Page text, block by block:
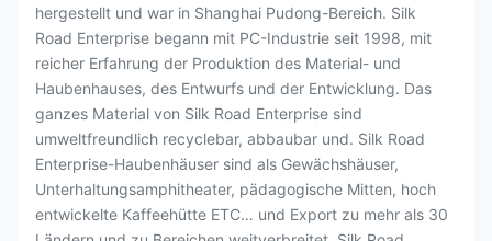
hergestellt und war in Shanghai Pudong-Bereich. Silk
Road Enterprise begann mit PC-Industrie seit 1998, mit
reicher Erfahrung der Produktion des Material- und
Haubenhauses, des Entwurfs und der Entwicklung. Das
ganzes Material von Silk Road Enterprise sind
umweltfreundlich recyclebar, abbaubar und. Silk Road
Enterprise-Haubenhäuser sind als Gewächshäuser,
Unterhaltungsamphitheater, pädagogische Mitten, hoch
entwickelte Kaffeehütte ETC… und Export zu mehr als 30